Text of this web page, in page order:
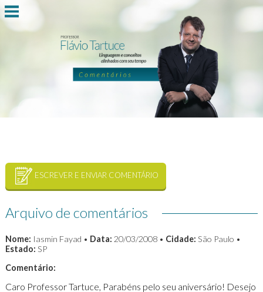
ESCREVER E ENVIAR COMENTÁRIO
Arquivo de comentários
Nome: Iasmin Fayad • Data: 20/03/2008 • Cidade: São Paulo •
Estado: SP
Comentário:
Caro Professor Tartuce, Parabéns pelo seu aniversário! Desejo